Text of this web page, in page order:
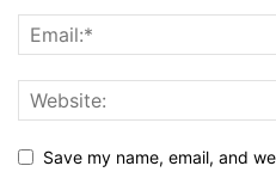
Save my name, email, and